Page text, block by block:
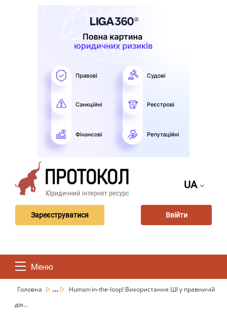
UA
Зареєструватися Ввійти
Меню
Головна ...
Human-in-the-loop! Використання ШІ у правничій
дія...